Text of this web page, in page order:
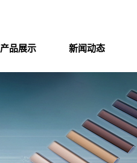
产品展示 新闻动态